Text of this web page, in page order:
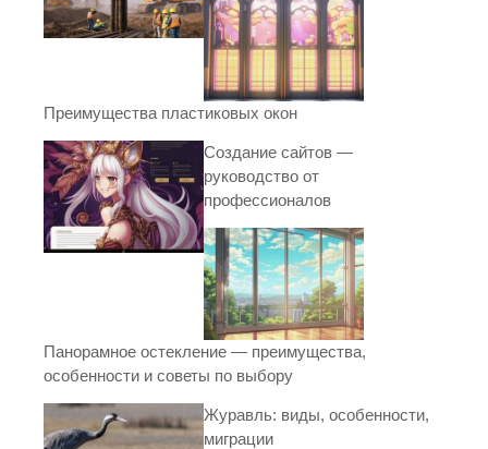
Преимущества пластиковых окон
Создание сайтов —
руководство от
профессионалов
Панорамное остекление — преимущества,
особенности и советы по выбору
Журавль: виды, особенности,
миграции